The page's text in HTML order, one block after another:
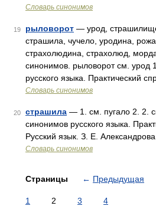
Словарь синонимов
19 рыловорот — урод,
страшила, чучело, уродина,
страхолюдина, страхолюд,
синонимов. рыловорот см. урод
русского языка. Практический
Словарь синонимов
20 страшила — 1. см. пугало 2. 2.
синонимов русского языка.
Русский язык. З. Е.
Словарь синонимов
Страницы ← Предыдущая
1 2 3 4